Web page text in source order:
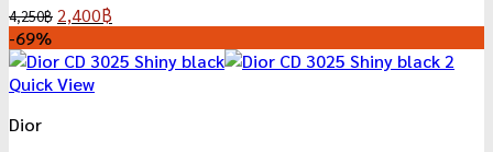
4,250฿ Original
was:
4,250฿.
2,400฿
is:
-69%
Quick View
Dior